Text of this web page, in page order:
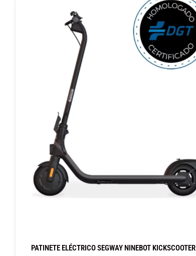
PATINETE ELÉCTRICO SEGWAY NINEBOT KICKSCOOTER